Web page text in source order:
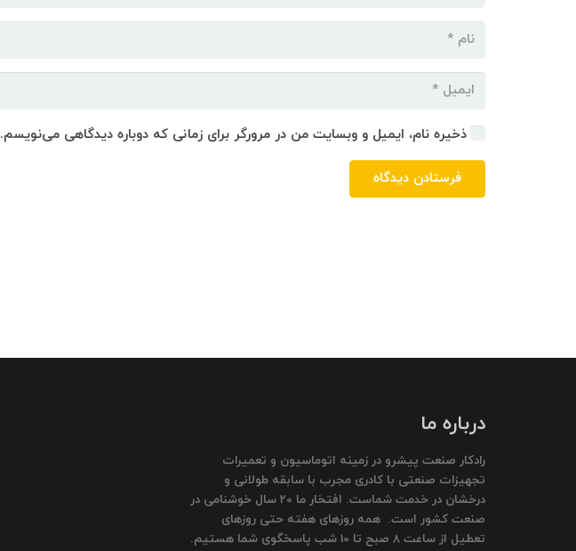
ذخیره نام، ایمیل و وبسایت من در مرورگر برای زمانی که دوباره دیدگاهی می‌نویسم.
فرستادن دیدگاه
درباره ما
رادکار صنعت پیشرو در زمینه اتوماسیون و تعمیرات
تجهیزات صنعتی با کادری مجرب با سابقه طولانی و
درخشان در خدمت شماست. افتخار ما 20 سال خوشنامی در
صنعت کشور است. همه روزهای هفته حتی روزهای
تعطیل از ساعت 8 صبح تا 10 شب پاسخگوی شما هستیم.